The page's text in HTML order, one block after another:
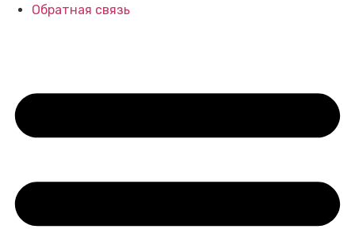
Обратная связь